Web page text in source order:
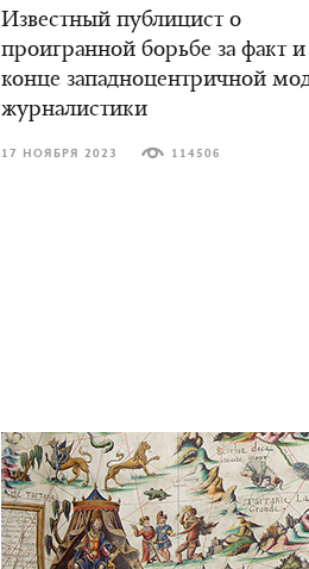
Известный публицист о
проигранной борьбе за факт
конце западноцентричной
журналистики
17 НОЯБРЯ 2023 114506